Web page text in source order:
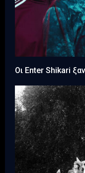
Οι Enter Shikari